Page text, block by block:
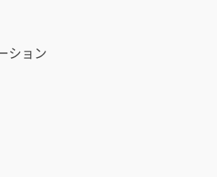
ション